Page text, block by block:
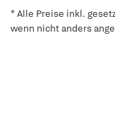
* Alle Preise inkl.
wenn nicht anders